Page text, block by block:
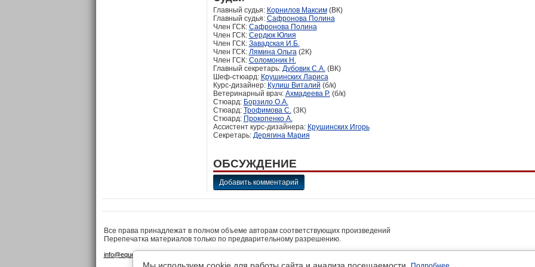
Главный судья: Корнилов Максим(ВК)
Главный судья: Сафронова Полина
Член ГСК: Сафронова Полина
Член ГСК: Сердюк Юлия
Член ГСК: Завадская И.Б.
Член ГСК: Лямина Ольга(2К)
Член ГСК: Соломоник Н.
Главный секретарь: Дубовик С.А.(ВК)
Шеф-стюард: Крушинских Лариса
Курс-дизайнер: Кулиш Виталий (б/к)
Ветеринарный врач: Ахмадеева Р.(б/к)
Стюард: Борзило О.А.
Стюард: Трофимова С.(3К)
Стюард: Прокопенко А.
Ассистент курс-дизайнера: Крушинских Игорь
Секретарь: Дерягина Мария
ОБСУЖДЕНИЕ
Добавить комментарий
Все права принадлежат в полном объеме авторам соответствующих произведений
Перепечатка материалов только по предварительному разрешению.
info@equestrian.ru